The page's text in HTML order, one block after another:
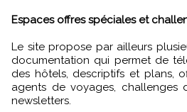
Espaces offres spéciales et
Le site propose par ailleurs
documentation qui permet de
des hôtels, descriptifs et plans,
agents de voyages, challenges
newsletters.